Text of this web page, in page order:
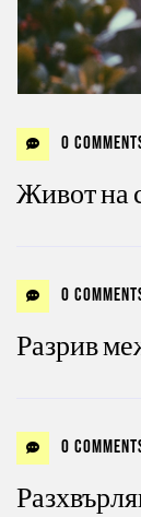
0
Живот на
0
Разрив
0